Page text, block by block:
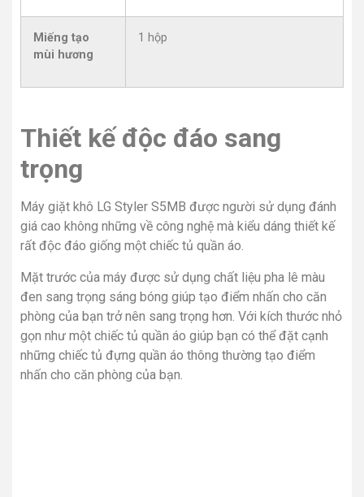
Miếng tạo
mùi hương
1 hộp
Thiết kế độc đáo sang
trọng
Máy giặt khô LG Styler S5MB được người sử dụng đánh
giá cao không những về công nghệ mà kiểu dáng thiết kế
rất độc đáo giống một chiếc tủ quần áo.
Mặt trước của máy được sử dụng chất liệu pha lê màu
đen sang trọng sáng bóng giúp tạo điểm nhấn cho căn
phòng của bạn trở nên sang trọng hơn. Với kích thước nhỏ
gọn như một chiếc tủ quần áo giúp bạn có thể đặt cạnh
những chiếc tủ đựng quần áo thông thường tạo điểm
nhấn cho căn phòng của bạn.